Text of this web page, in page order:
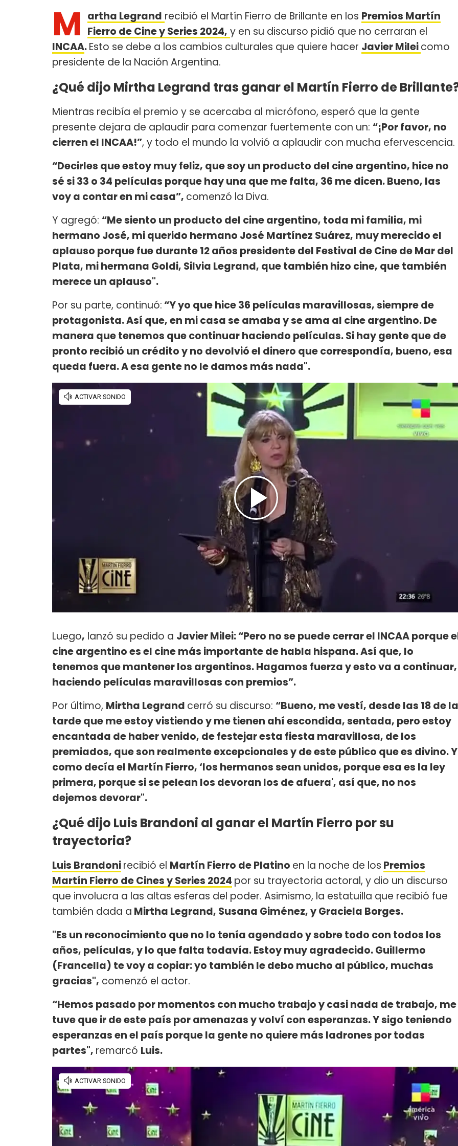
M artha Legrand recibió el Martín Fierro de Brillante en los Premios Martín
Fierro de Cine y Series 2024, y en su discurso pidió que no cerraran el
INCAA.Esto se debe a los cambios culturales que quiere hacer Javier Mileicomo
presidente de la Nación Argentina.
¿Qué dijo Mirtha Legrand tras ganar el Martín Fierro de
Mientras recibía el premio y se acercaba al micrófono, esperó que la gente
presente dejara de aplaudir para comenzar fuertemente con un: “¡Por favor, no
cierren el INCAA!”, y todo el mundo la volvió a aplaudir con mucha efervescencia.
“Decirles que estoy muy feliz, que soy un producto del cine argentino, hice no
sé si 33 o 34 películas porque hay una que me falta, 36 me dicen. Bueno, las
voy a contar en mi casa”, comenzó la Diva.
Y agregó: “Me siento un producto del cine argentino, toda mi familia, mi
hermano José, mi querido hermano José Martínez Suárez, muy merecido el
aplauso porque fue durante 12 años presidente del Festival de Cine de Mar del
Plata, mi hermana Goldi, Silvia Legrand, que también hizo cine, que también
merece un aplauso".
Por su parte, continuó: “Y yo que hice 36 películas maravillosas, siempre de
protagonista. Así que, en mi casa se amaba y se ama al cine argentino. De
manera que tenemos que continuar haciendo películas. Si hay gente que de
pronto recibió un crédito y no devolvió el dinero que correspondía, bueno, esa
queda fuera. A esa gente no le damos más nada".
Luego, lanzó su pedido a Javier Milei: “Pero no se puede cerrar el INCAA porque
cine argentino es el cine más importante de habla hispana. Así que, lo
tenemos que mantener los argentinos. Hagamos fuerza y esto va a continuar,
haciendo películas maravillosas con premios”.
Por último, Mirtha Legrand cerró su discurso: “Bueno, me vestí, desde las 18 de la
tarde que me estoy vistiendo y me tienen ahí escondida, sentada, pero estoy
encantada de haber venido, de festejar esta fiesta maravillosa, de los
premiados, que son realmente excepcionales y de este público que es divino. Y
como decía el Martín Fierro, ‘los hermanos sean unidos, porque esa es la ley
primera, porque si se pelean los devoran los de afuera', así que, no nos
dejemos devorar".
¿Qué dijo Luis Brandoni al ganar el Martín Fierro por su
trayectoria?
Luis Brandonirecibió el Martín Fierro de Platino en la noche de los Premios
Martín Fierro de Cines y Series 2024 por su trayectoria actoral, y dio un discurso
que involucra a las altas esferas del poder. Asimismo, la estatuilla que recibió fue
también dada a Mirtha Legrand, Susana Giménez, y Graciela Borges.
"Es un reconocimiento que no lo tenía agendado y sobre todo con todos los
años, películas, y lo que falta todavía. Estoy muy agradecido. Guillermo
(Francella) te voy a copiar: yo también le debo mucho al público, muchas
gracias", comenzó el actor.
“Hemos pasado por momentos con mucho trabajo y casi nada de trabajo, me
tuve que ir de este país por amenazas y volví con esperanzas. Y sigo teniendo
esperanzas en el país porque la gente no quiere más ladrones por todas
partes", remarcó Luis.